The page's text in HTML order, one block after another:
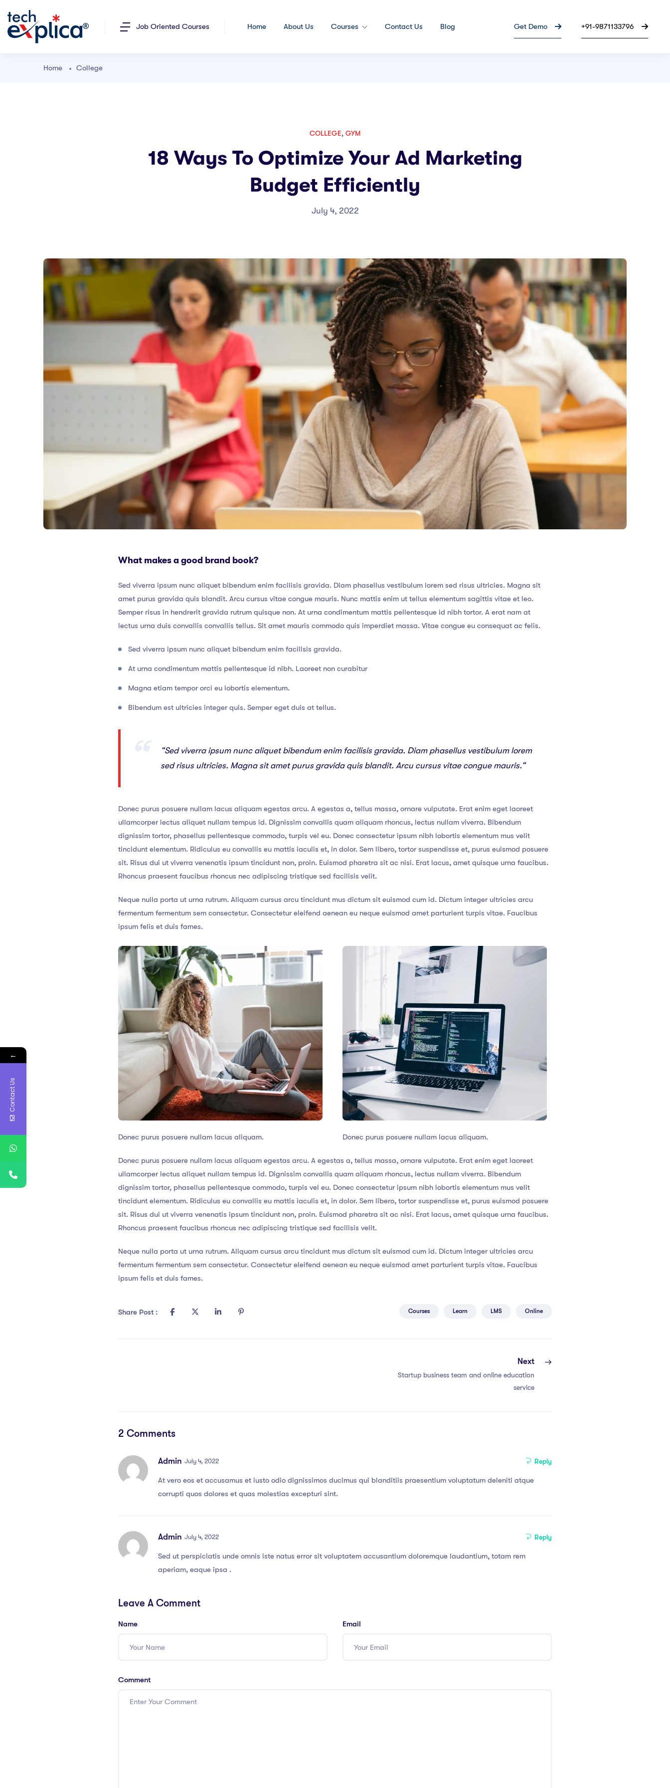
Job Oriented Courses Home About Us Courses Contact Us Blog Get Demo +91-9871133796
Home College
COLLEGE, GYM
18 Ways To Optimize Your Ad Marketing
Budget Efficiently
July 4, 2022
What makes a good brand book?
Sed viverra ipsum nunc aliquet bibendum enim facilisis gravida. Diam phasellus vestibulum lorem sed risus ultricies. Magna sit
amet purus gravida quis blandit. Arcu cursus vitae congue mauris. Nunc mattis enim ut tellus elementum sagittis vitae et leo.
Semper risus in hendrerit gravida rutrum quisque non. At urna condimentum mattis pellentesque id nibh tortor. A erat nam at
lectus urna duis convallis convallis tellus. Sit amet mauris commodo quis imperdiet massa. Vitae congue eu consequat ac felis.
Sed viverra ipsum nunc aliquet bibendum enim facilisis gravida.
At urna condimentum mattis pellentesque id nibh. Laoreet non curabitur
Magna etiam tempor orci eu lobortis elementum.
Bibendum est ultricies integer quis. Semper eget duis at tellus.
“Sed viverra ipsum nunc aliquet bibendum enim facilisis gravida. Diam phasellus vestibulum lorem
sed risus ultricies. Magna sit amet purus gravida quis blandit. Arcu cursus vitae congue mauris.“
Donec purus posuere nullam lacus aliquam egestas arcu. A egestas a, tellus massa, ornare vulputate. Erat enim eget laoreet
ullamcorper lectus aliquet nullam tempus id. Dignissim convallis quam aliquam rhoncus, lectus nullam viverra. Bibendum
dignissim tortor, phasellus pellentesque commodo, turpis vel eu. Donec consectetur ipsum nibh lobortis elementum mus velit
tincidunt elementum. Ridiculus eu convallis eu mattis iaculis et, in dolor. Sem libero, tortor suspendisse et, purus euismod posuere
sit. Risus dui ut viverra venenatis ipsum tincidunt non, proin. Euismod pharetra sit ac nisi. Erat lacus, amet quisque urna faucibus.
Rhoncus praesent faucibus rhoncus nec adipiscing tristique sed facilisis velit.
Neque nulla porta ut urna rutrum. Aliquam cursus arcu tincidunt mus dictum sit euismod cum id. Dictum integer ultricies arcu
fermentum fermentum sem consectetur. Consectetur eleifend aenean eu neque euismod amet parturient turpis vitae. Faucibus
ipsum felis et duis fames.
Donec purus posuere nullam lacus aliquam. Donec purus posuere nullam lacus aliquam.
Donec purus posuere nullam lacus aliquam egestas arcu. A egestas a, tellus massa, ornare vulputate. Erat enim eget laoreet
ullamcorper lectus aliquet nullam tempus id. Dignissim convallis quam aliquam rhoncus, lectus nullam viverra. Bibendum
dignissim tortor, phasellus pellentesque commodo, turpis vel eu. Donec consectetur ipsum nibh lobortis elementum mus velit
tincidunt elementum. Ridiculus eu convallis eu mattis iaculis et, in dolor. Sem libero, tortor suspendisse et, purus euismod posuere
sit. Risus dui ut viverra venenatis ipsum tincidunt non, proin. Euismod pharetra sit ac nisi. Erat lacus, amet quisque urna faucibus.
Rhoncus praesent faucibus rhoncus nec adipiscing tristique sed facilisis velit.
Neque nulla porta ut urna rutrum. Aliquam cursus arcu tincidunt mus dictum sit euismod cum id. Dictum integer ultricies arcu
fermentum fermentum sem consectetur. Consectetur eleifend aenean eu neque euismod amet parturient turpis vitae. Faucibus
ipsum felis et duis fames.
Share Post : Courses Learn LMS Online
Next
Startup business team and online education
service
2 Comments
Admin July 4, 2022 Reply
At vero eos et accusamus et iusto odio dignissimos ducimus qui blanditiis praesentium voluptatum deleniti atque
corrupti quos dolores et quas molestias excepturi sint.
Admin July 4, 2022 Reply
Sed ut perspiciatis unde omnis iste natus error sit voluptatem accusantium doloremque laudantium, totam rem
aperiam, eaque ipsa .
Leave A Comment
Name Email
Comment
←
Contact Us